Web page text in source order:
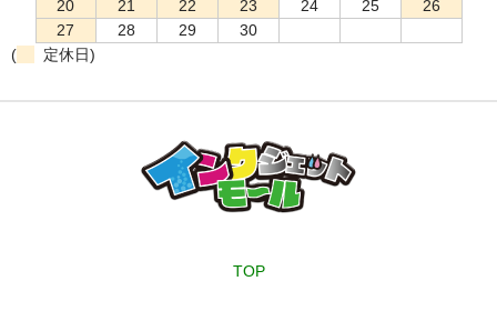
20
21 22 23 24 25
26
27
28 29
30
(
定休日)
TOP